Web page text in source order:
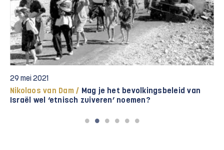
22 mei 2021
Analyse /Bestand tussen Hamas en Israël moet
voorbode zijn van échte oplossing